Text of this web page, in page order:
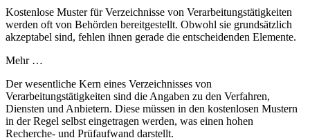
Kostenlose Muster für Verzeichnisse von Verarbeitungstätigkeiten
werden oft von Behörden bereitgestellt. Obwohl sie grundsätzlich
akzeptabel sind, fehlen ihnen gerade die entscheidenden Elemente.
Mehr …
Der wesentliche Kern eines Verzeichnisses von
Verarbeitungstätigkeiten sind die Angaben zu den Verfahren,
Diensten und Anbietern. Diese müssen in den kostenlosen Mustern
in der Regel selbst eingetragen werden, was einen hohen
Recherche- und Prüfaufwand darstellt.